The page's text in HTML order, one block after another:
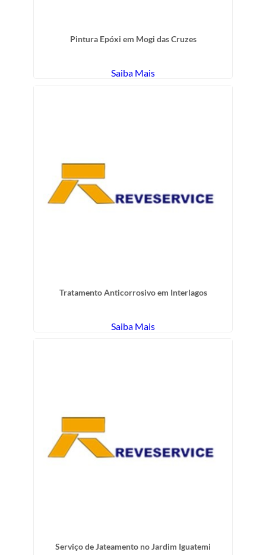
Pintura Epóxi em Mogi das Cruzes
Saiba Mais
Tratamento Anticorrosivo em Interlagos
Saiba Mais
Serviço de Jateamento no Jardim Iguatemi